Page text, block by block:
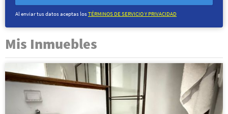
Al enviar tus datos aceptas losTÉRMINOS DE SERVICIO Y PRIVACIDAD
Mis Inmuebles